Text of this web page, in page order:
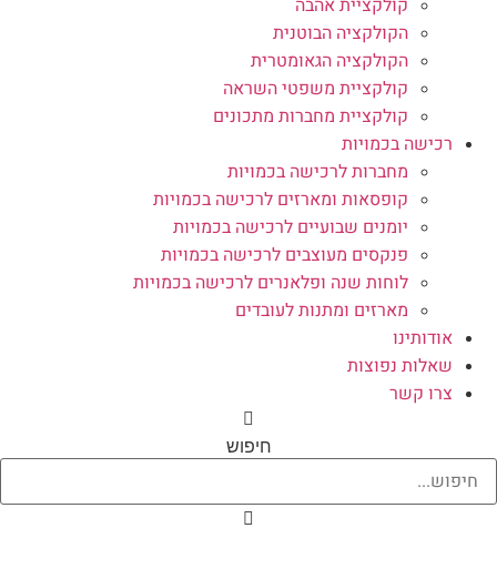
הקולקציה הבוטנית
הקולקציה הגאומטרית
קולקציית משפטי השראה
קולקציית מחברות מתכונים
רכישה בכמויות
מחברות לרכישה בכמויות
קופסאות ומארזים לרכישה בכמויות
יומנים שבועיים לרכישה בכמויות
פנקסים מעוצבים לרכישה בכמויות
לוחות שנה ופלאנרים לרכישה בכמויות
מארזים ומתנות לעובדים
אודותינו
שאלות נפוצות
צרו קשר
חיפוש